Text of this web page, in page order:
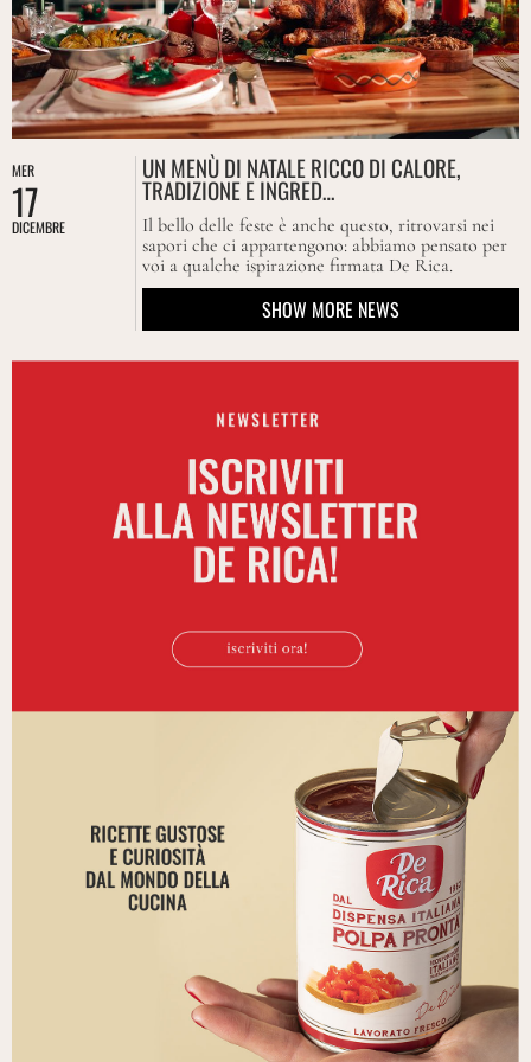
MER
17
DICEMBRE
UN MENÙ DI NATALE RICCO DI CALORE,
TRADIZIONE E INGRED…
Il bello delle feste è anche questo, ritrovarsi nei
sapori che ci appartengono: abbiamo pensato per
voi a qualche ispirazione firmata De Rica.
SHOW MORE NEWS